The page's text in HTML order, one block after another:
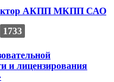
АКПП МКПП САО
1733
и лицензирования